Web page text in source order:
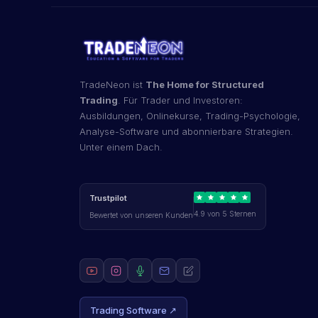
TradeNeon ist The Home for Structured
Trading . Für Trader und Investoren:
Ausbildungen, Onlinekurse, Trading-Psychologie,
Analyse-Software und abonnierbare Strategien.
Unter einem Dach.
Trustpilot
Bewertet von unseren Kunden4.9 von 5 Sternen
Trading Software ↗